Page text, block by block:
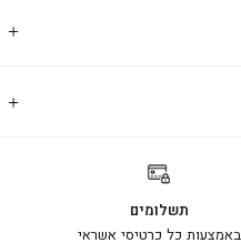
תשלומים
באמצעות כל כרטיסי אשראי